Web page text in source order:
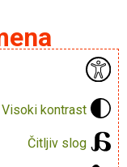
Visoki kontrast
Čitljiv slog